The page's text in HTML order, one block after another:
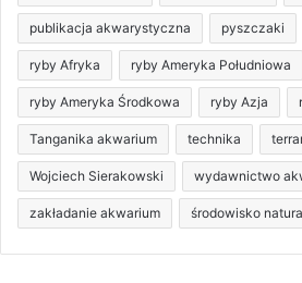
publikacja akwarystyczna pyszczaki
ryby Afryka ryby Ameryka Południowa
ryby Ameryka Środkowa ryby Azja
Tanganika akwarium technika
Wojciech Sierakowski wydawnictwo
zakładanie akwarium środowisko